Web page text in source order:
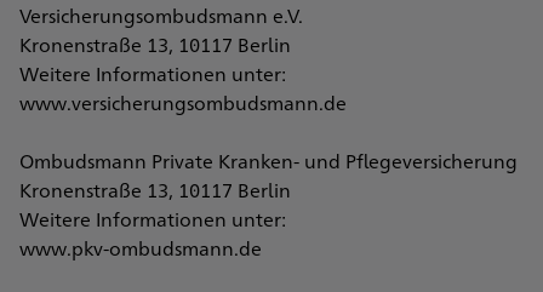
Versicherungsombudsmann e.V.
Kronenstraße 13, 10117 Berlin
Weitere Informationen unter:
www.versicherungsombudsmann.de
Ombudsmann Private Kranken- und Pflegeversicherung
Kronenstraße 13, 10117 Berlin
Weitere Informationen unter:
www.pkv-ombudsmann.de